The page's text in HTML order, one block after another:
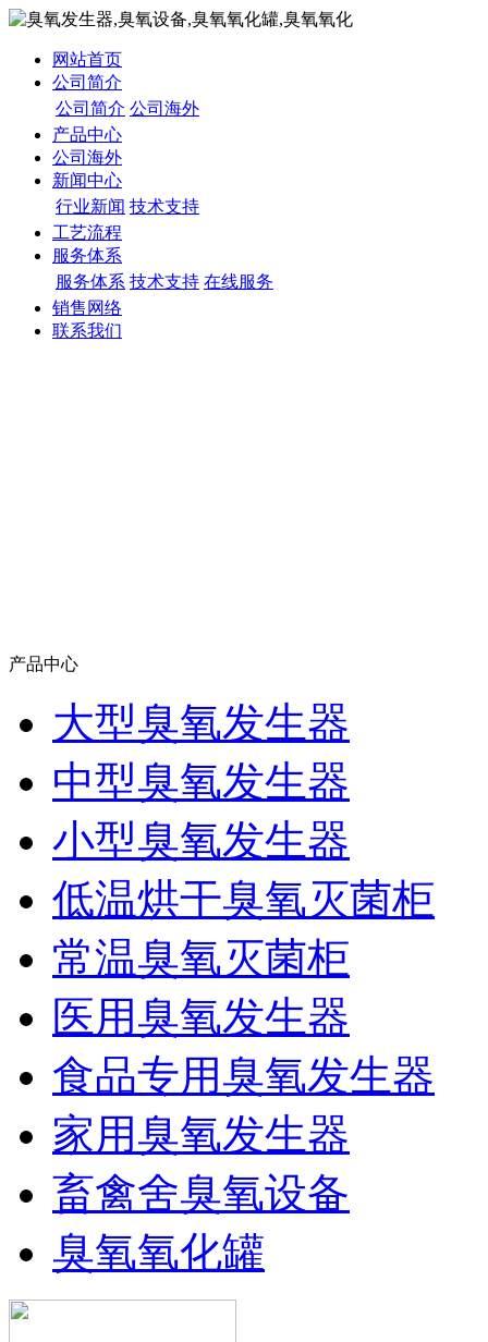
网站首页
公司简介
公司简介 公司海外
产品中心
公司海外
新闻中心
行业新闻 技术支持
工艺流程
服务体系
服务体系 技术支持 在线服务
销售网络
联系我们
产品中心
大型臭氧发生器
中型臭氧发生器
小型臭氧发生器
低温烘干臭氧灭菌柜
常温臭氧灭菌柜
医用臭氧发生器
食品专用臭氧发生器
家用臭氧发生器
畜禽舍臭氧设备
臭氧氧化罐